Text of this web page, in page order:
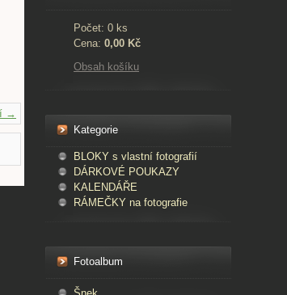
→
Počet: 0 ks
Cena: 0,00 Kč
Obsah košíku
Kategorie
BLOKY s vlastní fotografií
DÁRKOVÉ POUKAZY
KALENDÁŘE
RÁMEČKY na fotografie
Fotoalbum